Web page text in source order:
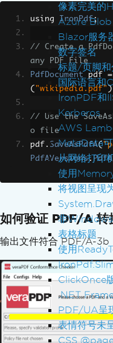
像素完美的
Azure Blob
Blazor服务
数字签名
标题/页脚和
国际语言和
IronPDF和
Kerberos
AWS
MetaData
从网络打印
使用
将视图呈现
非
表格标题
使用
ClickOnce
.NET
PDF/UA呈
表情符号未
CSS
using IronPdf;
// Create a
any PDF File
PdfDocument pdf =
( "wikipedia.pdf"
// Use the
o file
pdf . SaveAsPdfA(
PdfAVersions.
如何验证 PDF/A 转
输出文件符合 PDF/A-3b